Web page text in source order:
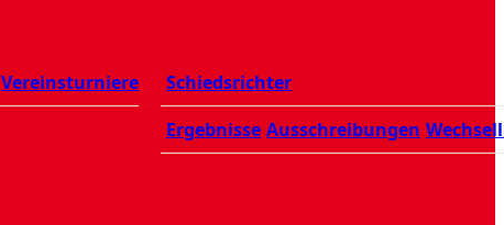
Vereinsturniere
Schiedsrichter
Ergebnisse Ausschreibungen